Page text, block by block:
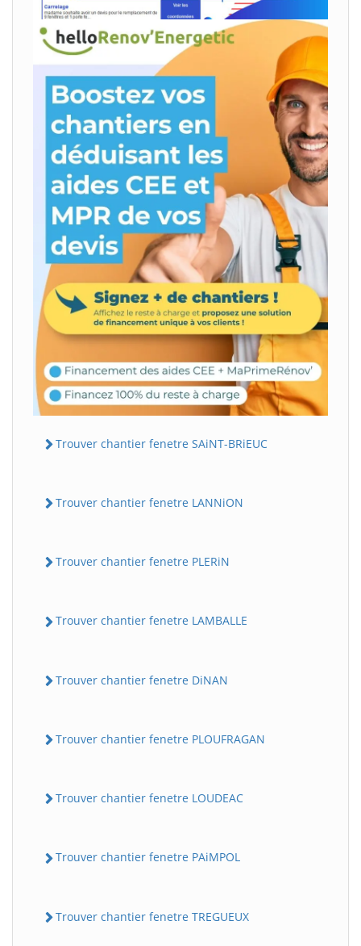
Trouver chantier fenetre SAiNT-BRiEUC
Trouver chantier fenetre LANNiON
Trouver chantier fenetre PLERiN
Trouver chantier fenetre LAMBALLE
Trouver chantier fenetre DiNAN
Trouver chantier fenetre PLOUFRAGAN
Trouver chantier fenetre LOUDEAC
Trouver chantier fenetre PAiMPOL
Trouver chantier fenetre TREGUEUX